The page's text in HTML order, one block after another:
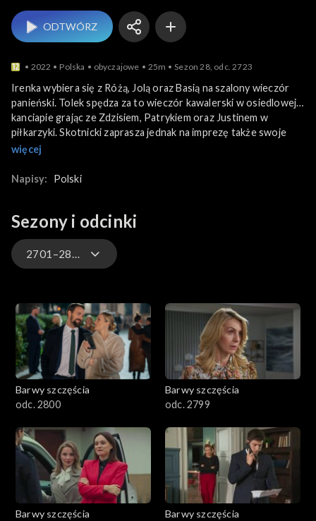
ODTWÓRZ
2022 Polska obyczajowe 25m Sezon 28, odc. 2723
Irenka wybiera się z Różą, Jolą oraz Basią na szalony wieczór
panieński. Tolek spędza za to wieczór kawalerski w osiedlowej
kanciapie grając ze Zdzisiem, Patrykiem oraz Justinem w
piłkarzyki. Skotnicki zaprasza jednak na imprezę także swoje
koleżanki. Natomiast Laura spotyka się z Klarą i Paszkowską, by
jednak wystąpić na nowo w programie Modrzyckiego i odwołać
ostatniej rozmowie jest oczarowana Patrykiem i podczas
szkolnej wycieczki wyraźnie próbuje się do nauczyciela zbliżyć.
więcej
Napisy: Polski
Sezony i odcinki
2701–2800
3201-3300
3101-3200
3001-3100
2901-3000
2801–2900
2701–2800
Barwy szczęścia
odc. 2800
Barwy szczęścia
odc. 2799
Barwy szczęścia
Barwy szczęścia